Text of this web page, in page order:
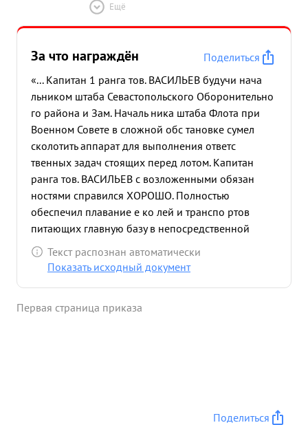
Ещё
За что награждён
Поделиться
«... Капитан 1 ранга тов. ВАСИЛЬЕВ будучи нача
льником штаба Севастопольского Оборонительно
го района и Зам. Началь ника штаба Флота при
Военном Совете в сложной обс тановке сумел
сколотить аппарат для выполнения ответс
твенных задач стоящих перед лотом. Капитан
ранга тов. ВАСИЛЬЕВ с возложенными обязан
ностями справился ХОРОШО. Полностью
обеспечил плавание е ко лей и транспо ртов
питающих главную базу в непосредственной
близости фронта. Хорошо организовал
заимоотношение корабле и армии в поддержке
умелоеруководство системой обороны, Капитан
Текст распознан автоматически
Показать исходный документ
Первая страница приказа
Поделиться